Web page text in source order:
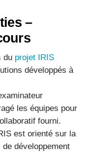
–
du projet IRIS
développés à
les équipes pour
fourni.
est orienté sur la
développement